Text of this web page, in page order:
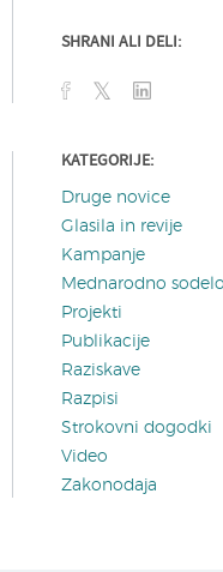
SHRANI ALI DELI:
KATEGORIJE:
Druge novice
Glasila in revije
Kampanje
Mednarodno
Projekti
Publikacije
Raziskave
Razpisi
Strokovni dogodki
Video
Zakonodaja